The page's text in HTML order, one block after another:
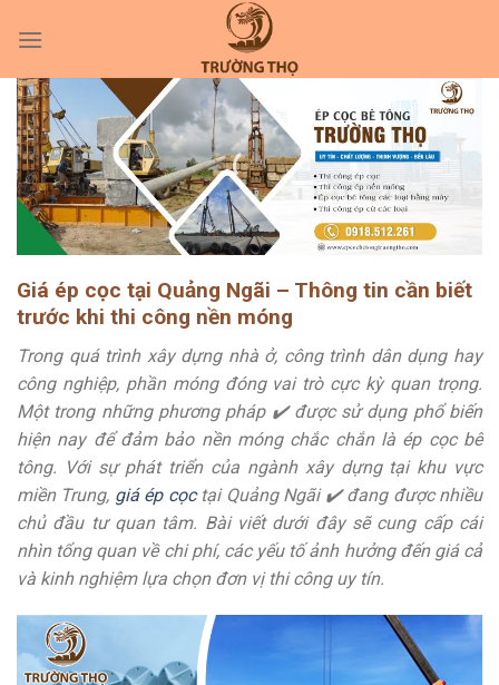
Giá ép cọc tại Quảng Ngãi – Thông tin cần biết
trước khi thi công nền móng
Trong quá trình xây dựng nhà ở, công trình dân dụng hay
công nghiệp, phần móng đóng vai trò cực kỳ quan trọng.
Một trong những phương pháp ✔️ được sử dụng phổ biến
hiện nay để đảm bảo nền móng chắc chắn là ép cọc bê
tông. Với sự phát triển của ngành xây dựng tại khu vực
miền Trung, giá ép cọctại Quảng Ngãi ✔️ đang được nhiều
chủ đầu tư quan tâm. Bài viết dưới đây sẽ cung cấp cái
nhìn tổng quan về chi phí, các yếu tố ảnh hưởng đến giá cả
và kinh nghiệm lựa chọn đơn vị thi công uy tín.